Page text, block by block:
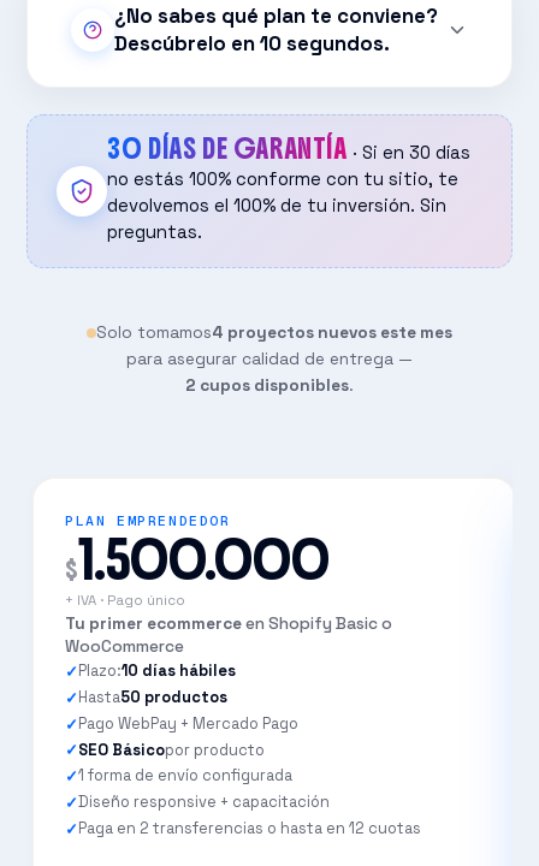
¿No sabes qué plan te conviene?
Descúbrelo en 10 segundos.
Entre 50 y 500
Más de 500 / catálogo grande
No, algo simple y rápido
Tal vez, quiero ver opciones
30 DÍAS DE GARANTÍA · Si en 30 días
no estás 100% conforme con tu sitio, te
devolvemos el 100% de tu inversión. Sin
preguntas.
Solo tomamos4 proyectos nuevos este mes
para asegurar calidad de entrega —
2 cupos disponibles.
PLAN EMPRENDEDOR
$1.500.000
+ IVA · Pago único
Tu primer ecommerceen Shopify Basic o
WooCommerce
Plazo:10 días hábiles
Hasta50 productos
Pago WebPay + Mercado Pago
SEO Básicopor producto
1 forma de envío configurada
Diseño responsive + capacitación
Paga en 2 transferencias o hasta en 12 cuotas